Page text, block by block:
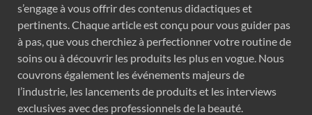
s’engage à vous offrir des contenus didactiques et
pertinents. Chaque article est conçu pour vous guider pas
à pas, que vous cherchiez à perfectionner votre routine de
soins ou à découvrir les produits les plus en vogue. Nous
couvrons également les événements majeurs de
l’industrie, les lancements de produits et les interviews
exclusives avec des professionnels de la beauté.